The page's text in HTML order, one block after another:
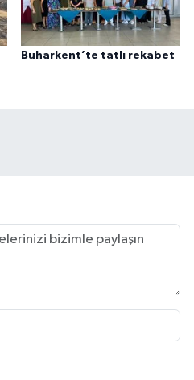
Buharkent’te tatlı rekabet